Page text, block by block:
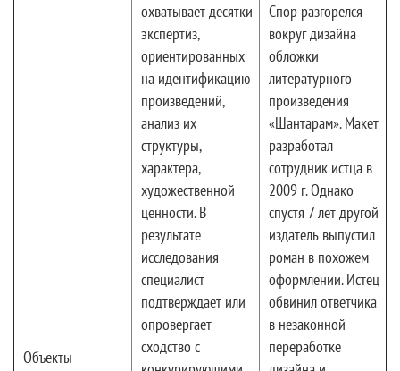
Объекты
охватывает десятки
экспертиз,
ориентированных
на идентификацию
произведений,
анализ их
структуры,
характера,
художественной
ценности. В
результате
исследования
специалист
подтверждает или
опровергает
сходство с
Спор разгорелся
вокруг дизайна
обложки
литературного
произведения
«Шантарам». Макет
разработал
сотрудник истца в
2009 г. Однако
спустя 7 лет другой
издатель выпустил
роман в похожем
оформлении. Истец
обвинил ответчика
в незаконной
переработке